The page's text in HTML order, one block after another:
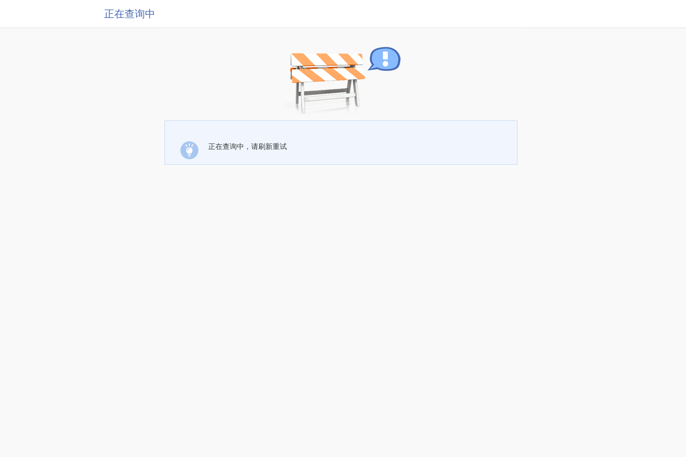
正在查询中
正在查询中，请刷新重试